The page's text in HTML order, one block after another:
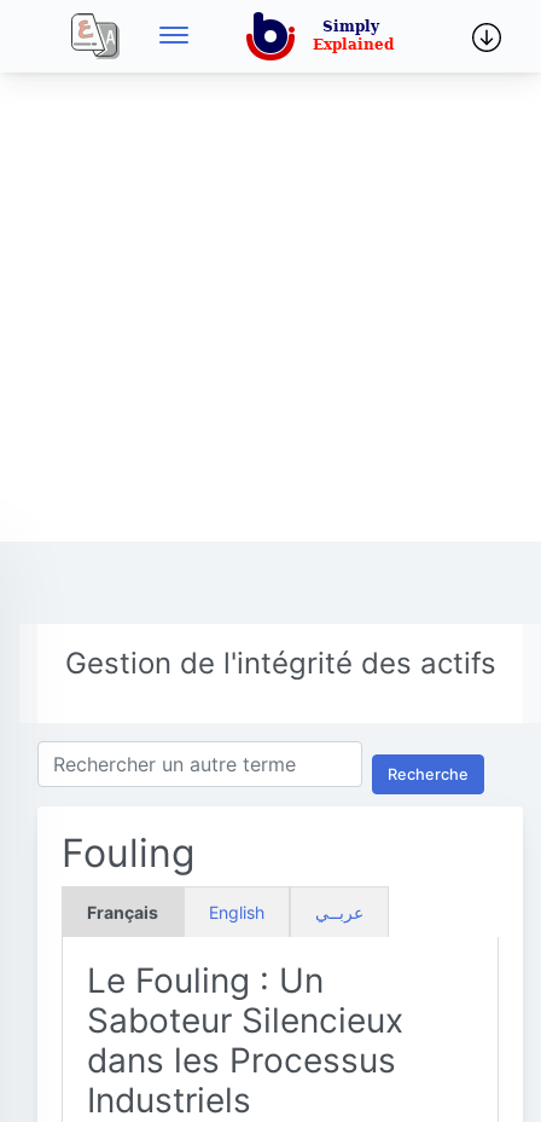
Gestion de l'intégrité des actifs
Recherche
Fouling
Français English عربــي
Le Fouling : Un
Saboteur Silencieux
dans les Processus
Industriels